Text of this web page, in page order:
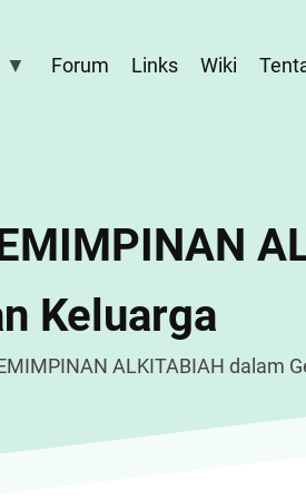
Forum Links Wiki
Keluarga
ALKITABIAH dalam